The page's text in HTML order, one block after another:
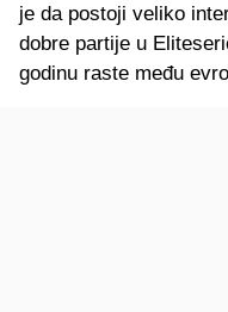
je da postoji veliko
dobre partije u
godinu raste među